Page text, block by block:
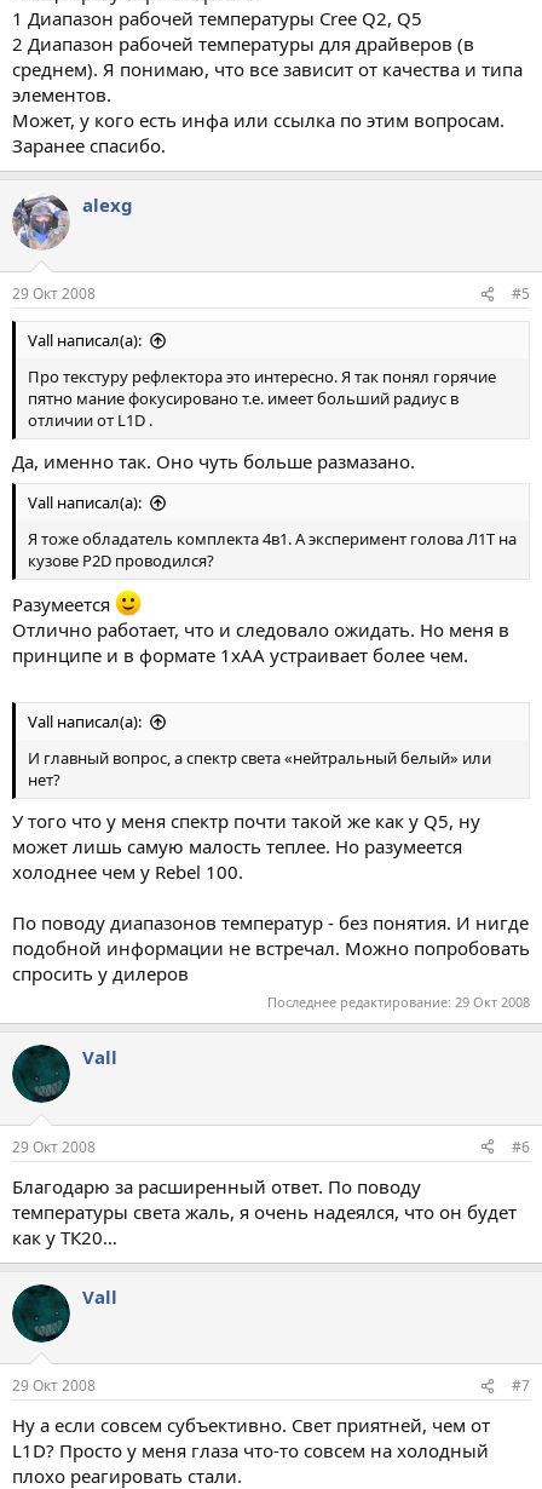
1 Диапазон рабочей температуры Cree Q2, Q5
2 Диапазон рабочей температуры для драйверов (в
среднем). Я понимаю, что все зависит от качества и типа
элементов.
Может, у кого есть инфа или ссылка по этим вопросам.
Заранее спасибо.
alexg
29 Окт 2008 #5
Vall написал(а):
Про текстуру рефлектора это интересно. Я так понял горячие
пятно мание фокусировано т.е. имеет больший радиус в
отличии от L1D .
Да, именно так. Оно чуть больше размазано.
Vall написал(а):
Я тоже обладатель комплекта 4в1. А эксперимент голова Л1Т на
кузове P2D проводился?
Разумеется
Отлично работает, что и следовало ожидать. Но меня в
принципе и в формате 1хAA устраивает более чем.
Vall написал(а):
И главный вопрос, а спектр света «нейтральный белый» или
нет?
У того что у меня спектр почти такой же как у Q5, ну
может лишь самую малость теплее. Но разумеется
холоднее чем у Rebel 100.
По поводу диапазонов температур - без понятия. И нигде
подобной информации не встречал. Можно попробовать
спросить у дилеров
Последнее редактирование: 29 Окт 2008
Vall
29 Окт 2008 #6
Благодарю за расширенный ответ. По поводу
температуры света жаль, я очень надеялся, что он будет
как у ТК20…
Vall
29 Окт 2008 #7
Ну а если совсем субъективно. Свет приятней, чем от
L1D? Просто у меня глаза что-то совсем на холодный
плохо реагировать стали.